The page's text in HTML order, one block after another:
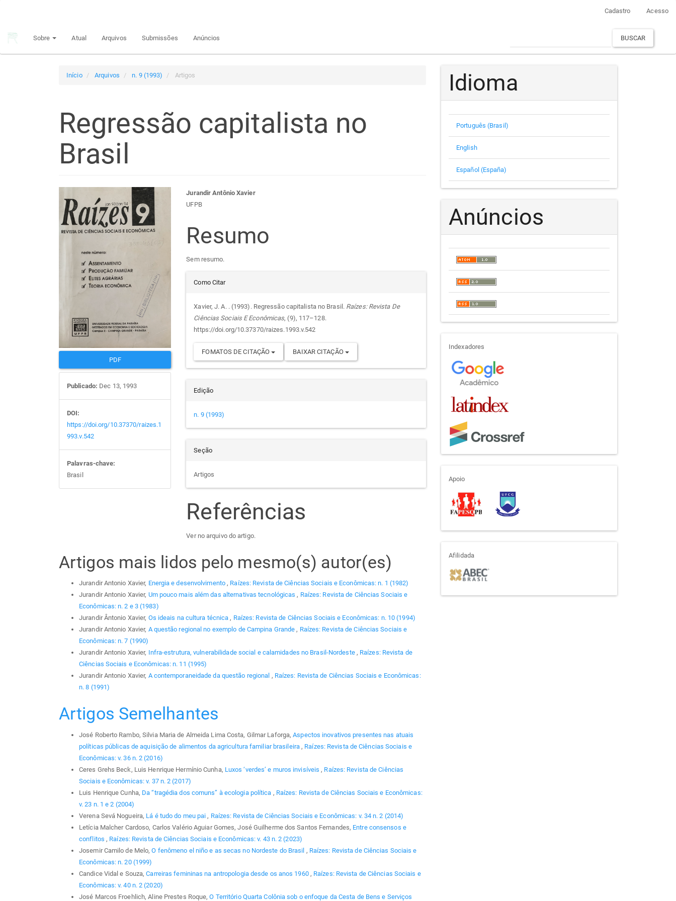
principal
Cadastro Acesso
Sobre Atual Arquivos Submissões Anúncios BUSCAR
Início Arquivos n. 9 (1993) Artigos
Regressão capitalista no
Brasil
Barra
lateral
de
artigos
PDF
Publicado: Dec 13, 1993
DOI:
https://doi.org/10.37370/raizes.1
993.v.542
Palavras-chave:
Brasil
Conteúdo
do
artigo
principal
Jurandir Antônio Xavier
UFPB
Resumo
Sem resumo.
Detalhes
do
artigo
Como Citar
Xavier, J. A. . (1993). Regressão capitalista no Brasil. Raízes: Revista De
Ciências Sociais E Econômicas, (9), 117–128.
https://doi.org/10.37370/raizes.1993.v.542
FOMATOS DE CITAÇÃO BAIXAR CITAÇÃO
Edição
n. 9 (1993)
Seção
Artigos
Referências
Ver no arquivo do artigo.
Artigos mais lidos pelo mesmo(s) autor(es)
Jurandir Antonio Xavier, Energia e desenvolvimento, Raízes: Revista de Ciências Sociais e Econômicas: n. 1 (1982)
Jurandir Antonio Xavier, Um pouco mais além das alternativas tecnológicas, Raízes: Revista de Ciências Sociais e
Econômicas: n. 2 e 3 (1983)
Jurandir Ântonio Xavier, Os ideais na cultura técnica, Raízes: Revista de Ciências Sociais e Econômicas: n. 10 (1994)
Jurandir Antonio Xavier, A questão regional no exemplo de Campina Grande, Raízes: Revista de Ciências Sociais e
Econômicas: n. 7 (1990)
Jurandir Antonio Xavier, Infra-estrutura, vulnerabilidade social e calamidades no Brasil-Nordeste , Raízes: Revista de
Ciências Sociais e Econômicas: n. 11 (1995)
Jurandir Antonio Xavier, A contemporaneidade da questão regional , Raízes: Revista de Ciências Sociais e Econômicas:
n. 8 (1991)
Artigos Semelhantes
José Roberto Rambo, Silvia Maria de Almeida Lima Costa, Gilmar Laforga,Aspectos inovativos presentes nas atuais
políticas públicas de aquisição de alimentos da agricultura familiar brasileira , Raízes: Revista de Ciências Sociais e
Econômicas: v. 36 n. 2 (2016)
Ceres Grehs Beck, Luis Henrique Hermínio Cunha, Luxos ‘verdes’ e muros invisíveis , Raízes: Revista de Ciências
Sociais e Econômicas: v. 37 n. 2 (2017)
Luis Henrique Cunha, Da “tragédia dos comuns” à ecologia política , Raízes: Revista de Ciências Sociais e Econômicas:
v. 23 n. 1 e 2 (2004)
Verena Sevá Nogueira, Lá é tudo do meu pai , Raízes: Revista de Ciências Sociais e Econômicas: v. 34 n. 2 (2014)
Letícia Malcher Cardoso, Carlos Valério Aguiar Gomes, José Guilherme dos Santos Fernandes, Entre consensos e
conflitos , Raízes: Revista de Ciências Sociais e Econômicas: v. 43 n. 2 (2023)
Josemir Camilo de Melo,O fenômeno el niño e as secas no Nordeste do Brasil , Raízes: Revista de Ciências Sociais e
Econômicas: n. 20 (1999)
Candice Vidal e Souza,Carreiras femininas na antropologia desde os anos 1960 , Raízes: Revista de Ciências Sociais e
Econômicas: v. 40 n. 2 (2020)
José Marcos Froehlich, Aline Prestes Roque,O Território Quarta Colônia sob o enfoque da Cesta de Bens e Serviços
Idioma
Português (Brasil)
English
Español (España)
Anúncios
indexadores
Indexadores
apoio
Apoio
afiliada
Afilidada